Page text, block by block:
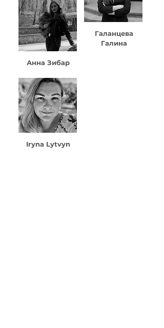
Анна Зибар
Iryna Lytvyn
Галанцева
Галина